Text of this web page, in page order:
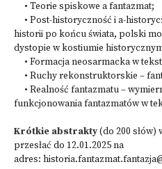
• Teorie spiskowe a fantazmat;
• Post-historyczność i a-
historii po końcu świata, polski
dystopie w kostiumie
• Formacja neosarmacka w
• Ruchy rekonstruktorskie –
• Realność fantazmatu –
funkcjonowania fantazmatów w
Krótkie abstrakty(do 200 słów)
przesłać do 12.01.2025 na
adres: